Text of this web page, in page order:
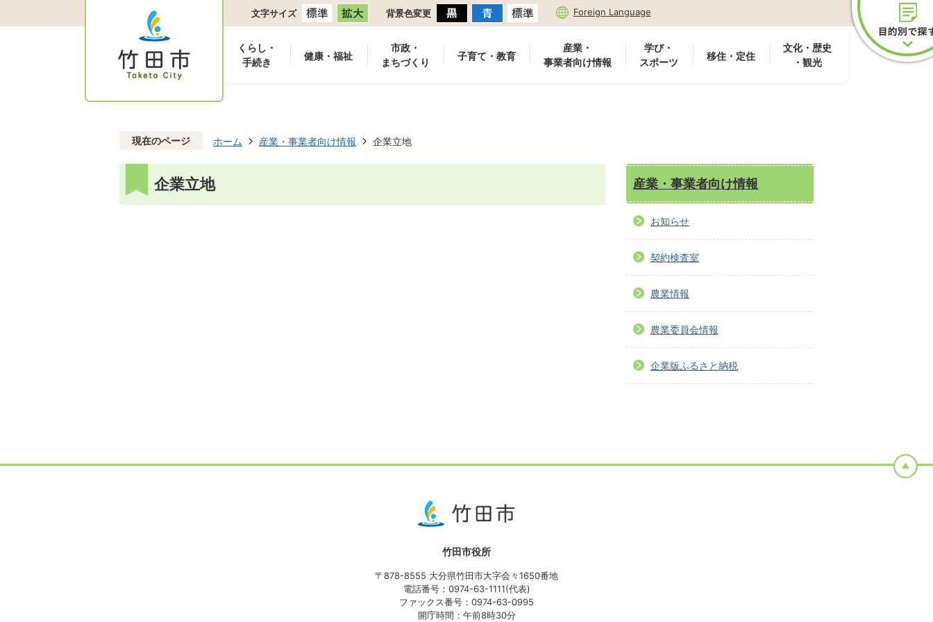
文字サイズ 背景色変更 Foreign Language
くらし・
手続き
健康・福祉
市政・
まちづくり
子育て・教育
産業・
事業者向け情報
学び・
スポーツ
移住・定住
文化・歴史
・観光
現在のページ ホーム 産業・事業者向け情報 企業立地
企業立地 産業・事業者向け情報
お知らせ
契約検査室
農業情報
農業委員会情報
企業版ふるさと納税
竹田市役所
〒878-8555 大分県竹田市大字会々1650番地
電話番号：0974-63-1111(代表)
ファックス番号：0974-63-0995
開庁時間：午前8時30分